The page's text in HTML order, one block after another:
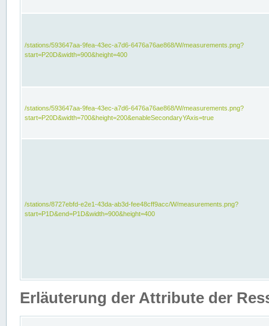
/stations/593647aa-9fea-43ec-a7d6-6476a76ae868/W/measurements.png?
start=P20D&width=900&height=400
/stations/593647aa-9fea-43ec-a7d6-6476a76ae868/W/measurements.png?
start=P20D&width=700&height=200&enableSecondaryYAxis=true
/stations/8727ebfd-e2e1-43da-ab3d-fee48cff9acc/W/measurements.png?
start=P1D&end=P1D&width=900&height=400
Erläuterung der Attribute der